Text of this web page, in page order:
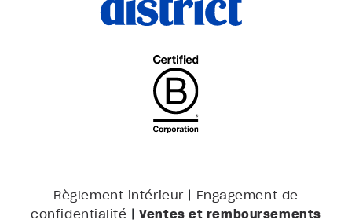
Règlement intérieur| Engagement de
confidentialité |Ventes et remboursements